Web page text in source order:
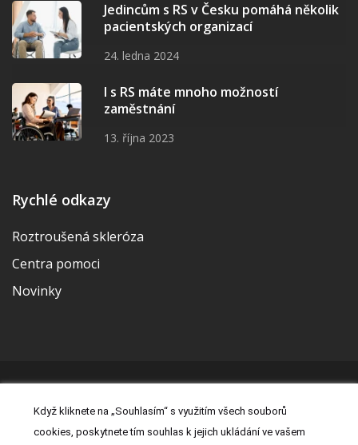
Jedincům s RS v Česku pomáhá několik
pacientských organizací
24. ledna 2024
I s RS máte mnoho možností
zaměstnání
13. října 2023
Rychlé odkazy
Roztroušená skleróza
Centra pomoci
Novinky
Právní prohlášení|Prohlášení o cookies|Nastavení cookies
Kontakt|Zásady zpracování osobních údajů
Když kliknete na „Souhlasím“ s využitím všech souborů
cookies, poskytnete tím souhlas k jejich ukládání ve vašem